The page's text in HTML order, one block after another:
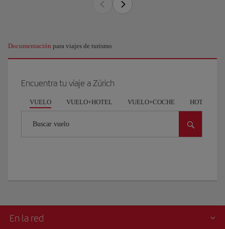
Documentación para viajes de turismo
Encuentra tu viaje a Zúrich
VUELO VUELO+HOTEL VUELO+COCHE HOTEL
Buscar vuelo
En la red